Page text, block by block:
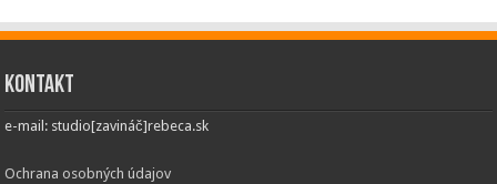
Kontakt
e-mail: studio[zavináč]rebeca.sk
Ochrana osobných údajov